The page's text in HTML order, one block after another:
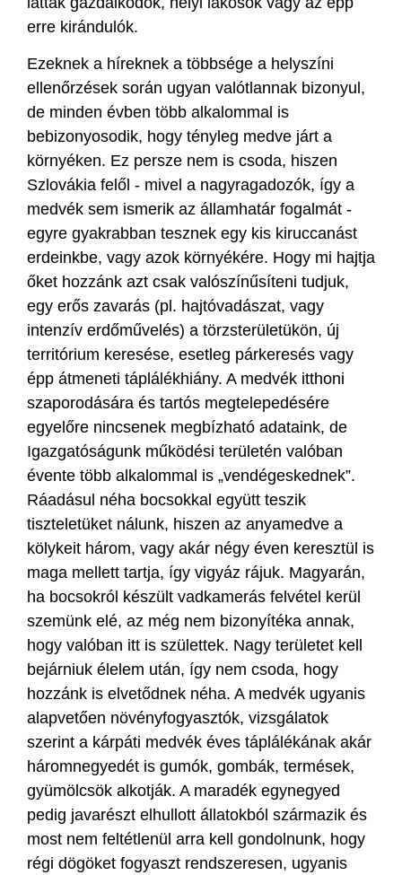
erre kirándulók.
Ezeknek a híreknek a többsége a helyszíni
ellenőrzések során ugyan valótlannak bizonyul,
de minden évben több alkalommal is
bebizonyosodik, hogy tényleg medve járt a
környéken. Ez persze nem is csoda, hiszen
Szlovákia felől - mivel a nagyragadozók, így a
medvék sem ismerik az államhatár fogalmát -
egyre gyakrabban tesznek egy kis kiruccanást
erdeinkbe, vagy azok környékére. Hogy mi hajtja
őket hozzánk azt csak valószínűsíteni tudjuk,
egy erős zavarás (pl. hajtóvadászat, vagy
intenzív erdőművelés) a törzsterületükön, új
territórium keresése, esetleg párkeresés vagy
épp átmeneti táplálékhiány. A medvék itthoni
szaporodására és tartós megtelepedésére
egyelőre nincsenek megbízható adataink, de
Igazgatóságunk működési területén valóban
évente több alkalommal is „vendégeskednek”.
Ráadásul néha bocsokkal együtt teszik
tiszteletüket nálunk, hiszen az anyamedve a
kölykeit három, vagy akár négy éven keresztül is
maga mellett tartja, így vigyáz rájuk. Magyarán,
ha bocsokról készült vadkamerás felvétel kerül
szemünk elé, az még nem bizonyítéka annak,
hogy valóban itt is születtek. Nagy területet kell
bejárniuk élelem után, így nem csoda, hogy
hozzánk is elvetődnek néha. A medvék ugyanis
alapvetően növényfogyasztók, vizsgálatok
szerint a kárpáti medvék éves táplálékának akár
háromnegyedét is gumók, gombák, termések,
gyümölcsök alkotják. A maradék egynegyed
pedig javarészt elhullott állatokból származik és
most nem feltétlenül arra kell gondolnunk, hogy
régi dögöket fogyaszt rendszeresen, ugyanis